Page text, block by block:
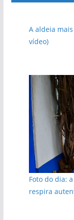
A aldeia
vídeo)
Foto do dia:
respira